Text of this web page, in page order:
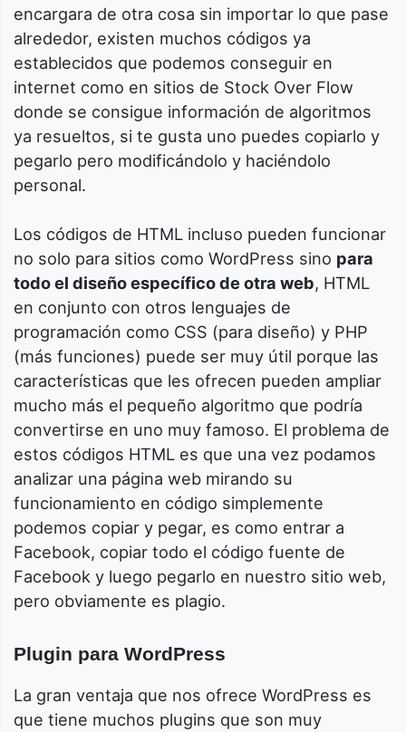
encargara de otra cosa sin importar lo que pase
alrededor, existen muchos códigos ya
establecidos que podemos conseguir en
internet como en sitios de Stock Over Flow
donde se consigue información de algoritmos
ya resueltos, si te gusta uno puedes copiarlo y
pegarlo pero modificándolo y haciéndolo
personal.
Los códigos de HTML incluso pueden funcionar
no solo para sitios como WordPress sino para
todo el diseño específico de otra web, HTML
en conjunto con otros lenguajes de
programación como CSS (para diseño) y PHP
(más funciones) puede ser muy útil porque las
características que les ofrecen pueden ampliar
mucho más el pequeño algoritmo que podría
convertirse en uno muy famoso. El problema de
estos códigos HTML es que una vez podamos
analizar una página web mirando su
funcionamiento en código simplemente
podemos copiar y pegar, es como entrar a
Facebook, copiar todo el código fuente de
Facebook y luego pegarlo en nuestro sitio web,
pero obviamente es plagio.
Plugin para WordPress
La gran ventaja que nos ofrece WordPress es
que tiene muchos plugins que son muy